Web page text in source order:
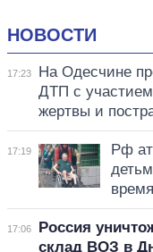
НОВОСТИ
17:23
На Одесчине
ДТП с участием
жертвы и
17:19
Рф
17:06
Россия
склад ВОЗ в